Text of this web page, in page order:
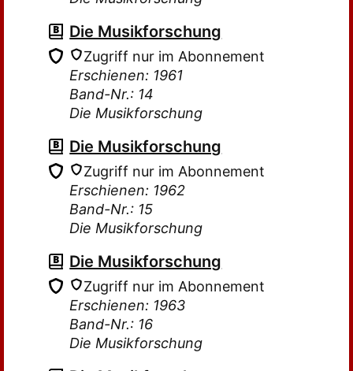
Die Musikforschung
Zugriff nur im Abonnement
Erschienen: 1961
Band-Nr.: 14
Die Musikforschung
Die Musikforschung
Zugriff nur im Abonnement
Erschienen: 1962
Band-Nr.: 15
Die Musikforschung
Die Musikforschung
Zugriff nur im Abonnement
Erschienen: 1963
Band-Nr.: 16
Die Musikforschung